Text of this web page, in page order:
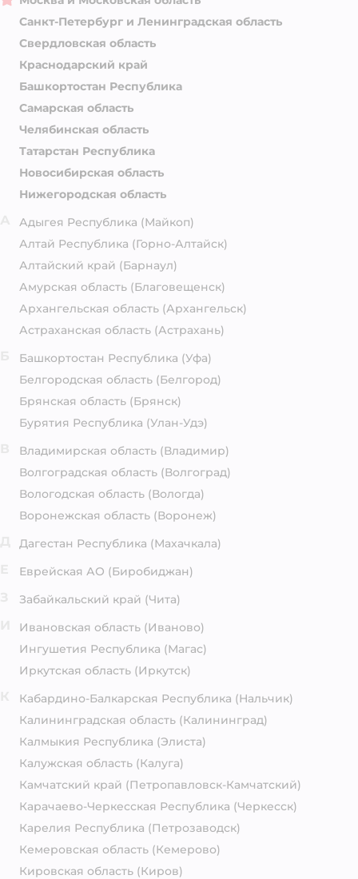
Санкт-Петербург и Ленинградская область
Свердловская область
Краснодарский край
Башкортостан Республика
Самарская область
Челябинская область
Татарстан Республика
Новосибирская область
Нижегородская область
Адыгея Республика (Майкоп)
Алтай Республика (Горно-Алтайск)
Алтайский край (Барнаул)
Амурская область (Благовещенск)
Архангельская область (Архангельск)
Астраханская область (Астрахань)
Башкортостан Республика (Уфа)
Белгородская область (Белгород)
Брянская область (Брянск)
Бурятия Республика (Улан-Удэ)
Владимирская область (Владимир)
Волгоградская область (Волгоград)
Вологодская область (Вологда)
Воронежская область (Воронеж)
Дагестан Республика (Махачкала)
Еврейская АО (Биробиджан)
Забайкальский край (Чита)
Ивановская область (Иваново)
Ингушетия Республика (Магас)
Иркутская область (Иркутск)
Кабардино-Балкарская Республика (Нальчик)
Калининградская область (Калининград)
Калмыкия Республика (Элиста)
Калужская область (Калуга)
Камчатский край (Петропавловск-Камчатский)
Карачаево-Черкесская Республика (Черкесск)
Карелия Республика (Петрозаводск)
Кемеровская область (Кемерово)
Кировская область (Киров)